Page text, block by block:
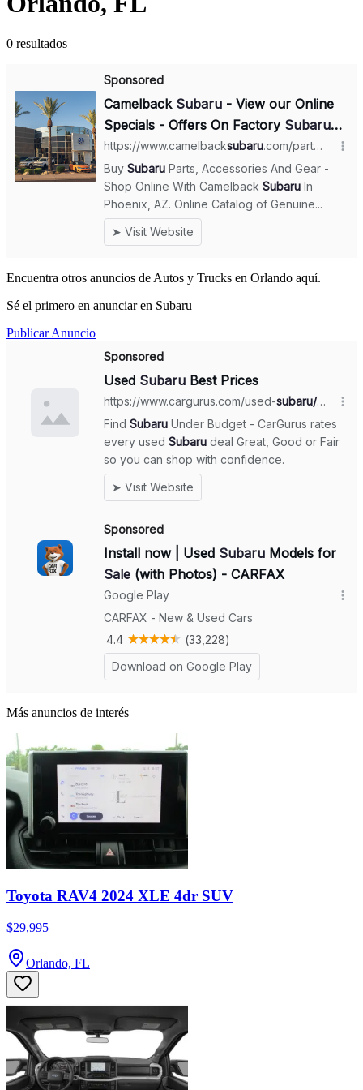
0 resultados
Encuentra otros anuncios de Autos y Trucks en Orlando aquí.
Sé el primero en anunciar en Subaru
Publicar Anuncio
Más anuncios de interés
Toyota RAV4 2024 XLE 4dr SUV
$29,995
Orlando, FL